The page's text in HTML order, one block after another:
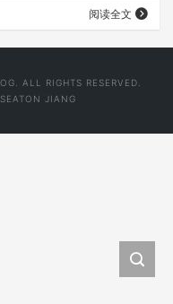
持久存储。而DS现在
规避。 部署的
阅读全文
ALL RIGHTS RESERVED.
JIANG